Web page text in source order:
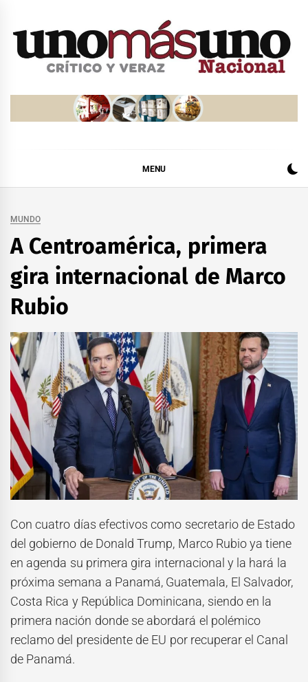
MENU
MUNDO
A Centroamérica, primera
gira internacional de Marco
Rubio
Con cuatro días efectivos como secretario de Estado
del gobierno de Donald Trump, Marco Rubio ya tiene
en agenda su primera gira internacional y la hará la
próxima semana a Panamá, Guatemala, El Salvador,
Costa Rica y República Dominicana, siendo en la
primera nación donde se abordará el polémico
reclamo del presidente de EU por recuperar el Canal
de Panamá.